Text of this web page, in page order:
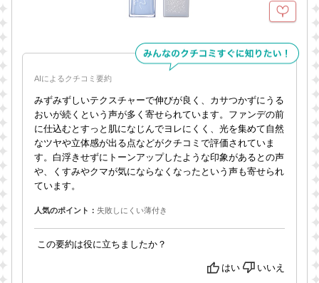
AIによるクチコミ要約
みずみずしいテクスチャーで伸びが良く、カサつかずにうる
おいが続くという声が多く寄せられています。ファンデの前
に仕込むとすっと肌になじんでヨレにくく、光を集めて自然
なツヤや立体感が出る点などがクチコミで評価されていま
す。白浮きせずにトーンアップしたような印象があるとの声
や、くすみやクマが気にならなくなったという声も寄せられ
ています。
人気のポイント： 失敗しにくい薄付き
この要約は役に立ちましたか？
はい いいえ